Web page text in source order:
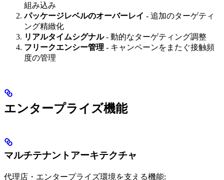
組み込み
パッケージレベルのオーバーレイ - 追加のターゲティ
ング精緻化
リアルタイムシグナル- 動的なターゲティング調整
フリークエンシー管理 - キャンペーンをまたぐ接触頻
度の管理
エンタープライズ機能
マルチテナントアーキテクチャ
代理店・エンタープライズ環境を支える機能: